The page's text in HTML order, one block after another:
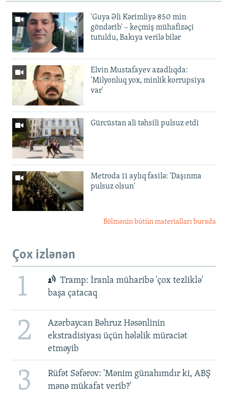
'Guya Əli Kərimliyə 850 min
göndərib' – keçmiş mühafizəçi
tutuldu, Bakıya verilə bilər
Elvin Mustafayev azadlıqda:
'Milyonluq yox, minlik korrupsiya
var'
Gürcüstan ali təhsili pulsuz etdi
Metroda 11 aylıq fasilə: 'Daşınma
pulsuz olsun'
Bölmənin bütün materialları burada
Çox izlənən
1
Tramp: İranla müharibə 'çox tezliklə'
başa çatacaq
2
Azərbaycan Bəhruz Həsənlinin
ekstradisiyası üçün hələlik müraciət
etməyib
3
Rüfət Səfərov: 'Mənim günahımdır ki, ABŞ
mənə mükafat verib?'